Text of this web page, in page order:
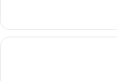
(Split
Level)
további